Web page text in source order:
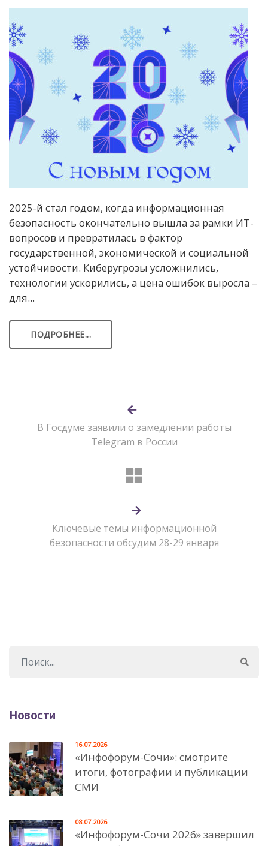
2025-й стал годом, когда информационная
безопасность окончательно вышла за рамки ИТ-
вопросов и превратилась в фактор
государственной, экономической и социальной
устойчивости. Киберугрозы усложнились,
технологии ускорились, а цена ошибок выросла –
для...
ПОДРОБНЕЕ...
В Госдуме заявили о замедлении работы
Telegram в России
Ключевые темы информационной
безопасности обсудим 28-29 января
Новости
«Инфофорум-Сочи»: смотрите
итоги, фотографии и публикации
СМИ
16.07.2026
«Инфофорум-Сочи 2026» завершил
08.07.2026